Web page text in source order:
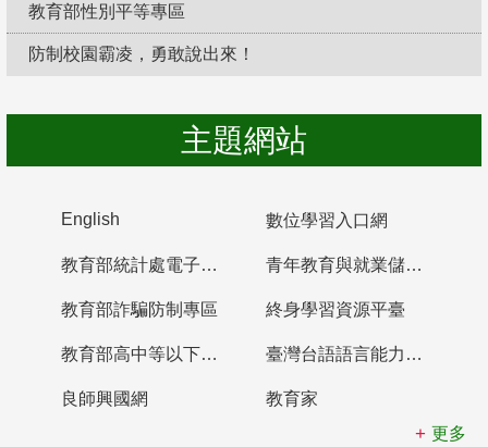
教育部性別平等專區
防制校園霸凌，勇敢說出來！
主題網站
English 數位學習入口網
教育部統計處電子書櫃 青年教育與就業儲蓄帳戶
教育部詐騙防制專區 終身學習資源平臺
教育部高中等以下學校及幼兒園教師資格檢定考試 臺灣台語語言能力認證網站
良師興國網
教育家
更多